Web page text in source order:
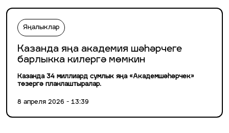
Яңалыклар
Казанда яңа академия шәһәрчеге
барлыкка килергә мөмкин
Казанда 34 миллиард сумлык яңа «Академшәһәрчек»
төзергә планлаштыралар.
8 апреля 2026 - 13:39